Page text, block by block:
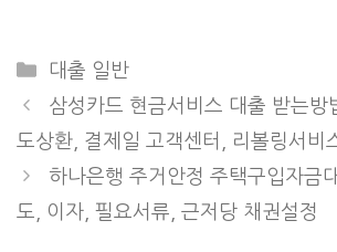
Categories
대출 일반
삼성카드 현금서비스 대출 받는방
도상환, 결제일 고객센터, 리볼링서비
하나은행 주거안정 주택구입자금
도, 이자, 필요서류, 근저당 채권설정